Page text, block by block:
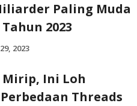
Paling Muda
2023
2023
Ini Loh
Threads